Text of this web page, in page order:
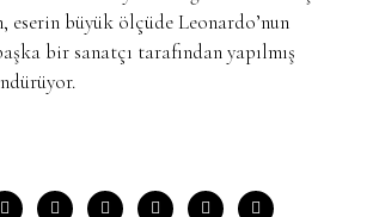
eserin büyük ölçüde Leonardo’nun
bir sanatçı tarafından yapılmış